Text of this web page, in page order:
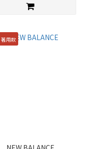
用款